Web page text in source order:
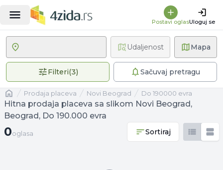
Postavi oglasUloguj se
Mapa
Filteri(3)3 primenjena filteraSačuvaj pretragu
Udaljenost
Naslovnaprodaja placeva Novi Beograd Do 190000 evra
Hitna prodaja placeva sa slikom Novi Beograd,
Beograd, Do 190.000 evra
0 oglasa
0oglasa Sortiraj